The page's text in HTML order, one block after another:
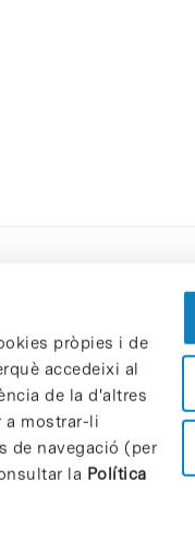
pròpies i de
accedeixi al
de la d'altres
a mostrar-li
de navegació (per
la Política